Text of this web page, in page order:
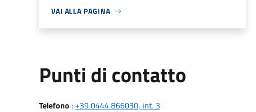
VAI ALLA PAGINA
Punti di contatto
Telefono : +39 0444 866030, int. 3